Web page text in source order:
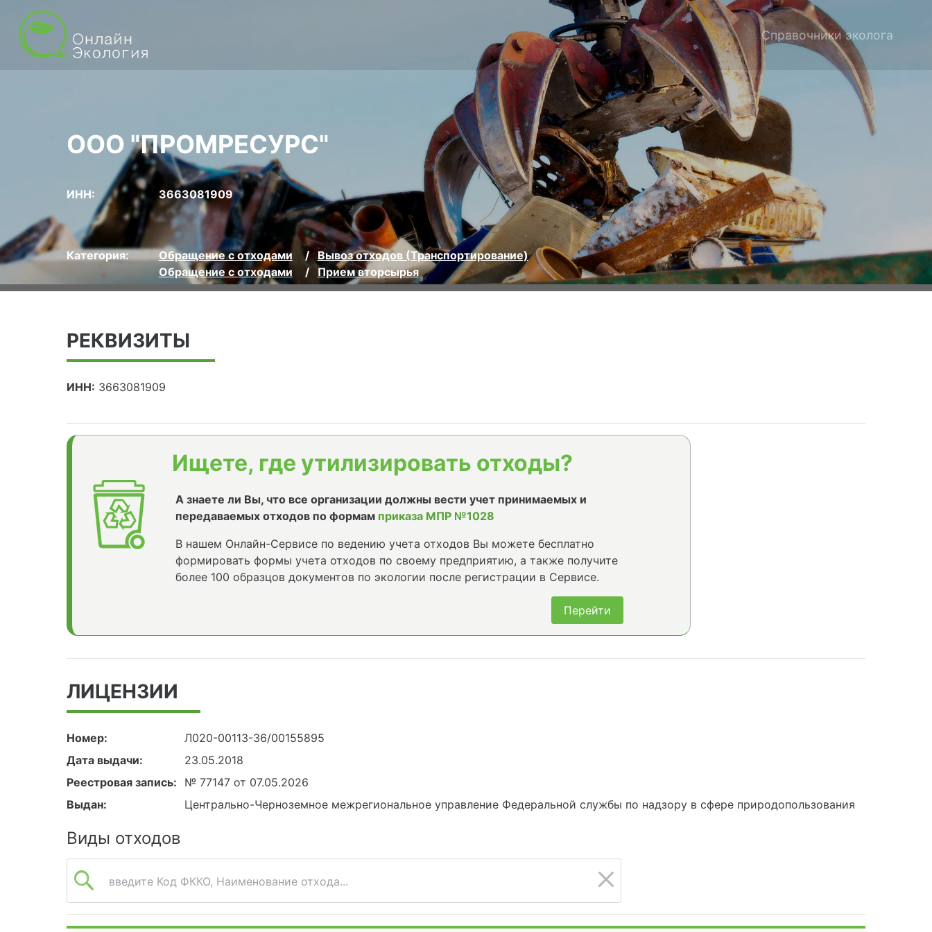
Справочники эколога
ООО "ПРОМРЕСУРС"
ИНН: 3663081909
Категория: Обращение с отходами
Вывоз отходов (Транспортирование)
Обращение с отходами
Прием вторсырья
РЕКВИЗИТЫ
ИНН: 3663081909
Ищете, где утилизировать отходы?
А знаете ли Вы, что все организации должны вести учет принимаемых и
передаваемых отходов по формам приказа МПР №1028
В нашем Онлайн-Сервисе по ведению учета отходов Вы можете бесплатно
формировать формы учета отходов по своему предприятию, а также получите
более 100 образцов документов по экологии после регистрации в Сервисе.
Перейти
ЛИЦЕНЗИИ
Номер:
Л020-00113-36/00155895
Дата выдачи:
23.05.2018
Реестровая запись:
№ 77147 от 07.05.2026
Выдан:
Центрально-Черноземное межрегиональное управление Федеральной службы по надзору в сфере природопользования
Виды отходов
введите Код ФККО, Наименование отхода...